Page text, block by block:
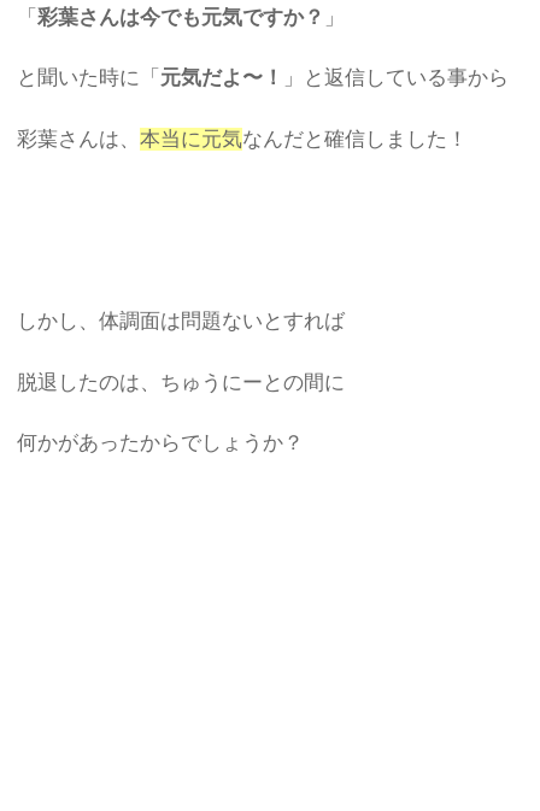
「彩葉さんは今でも元気ですか？ 」
と聞いた時に「 元気だよ〜！ 」と返信している事から
彩葉さんは、本当に元気なんだと確信しました！
しかし、体調面は問題ないとすれば
脱退したのは、ちゅうにーとの間に
何かがあったからでしょうか？